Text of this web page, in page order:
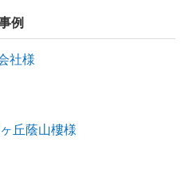
例
社様
丘蔭山樓様